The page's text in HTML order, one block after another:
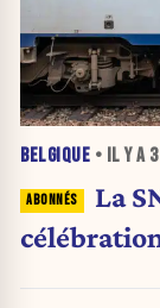
BELGIQUE • IL Y A
La